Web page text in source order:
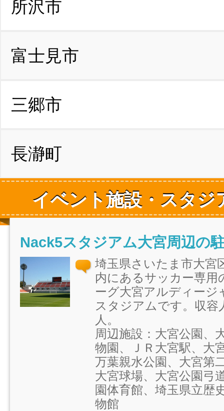
所沢市
富士見市
三郷市
長瀞町
イベント施設・スタジ
Nack5スタジアム大宮周辺の
埼玉県さいたま市大宮
内にあるサッカー専用
ーグ大宮アルディージ
スタジアムです。収容
人。
周辺施設：大宮公園、
物園、ＪＲ大宮駅、大
万葉親水公園、大宮第
大宮球場、大宮公園弓
園体育館、埼玉県立歴
物館